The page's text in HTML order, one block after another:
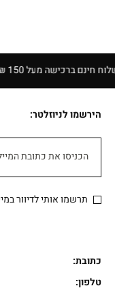
ברכישה מעל 150 ₪
הירשמו לניוזלטר:
הכניסו את כתובת
תרשמו אותי לדיוור
כתובת:
טלפון: